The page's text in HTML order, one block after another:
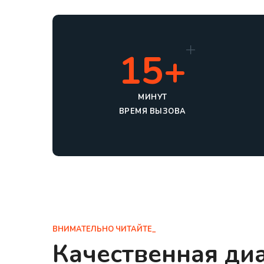
15+
МИНУТ
ВРЕМЯ ВЫЗОВА
ВНИМАТЕЛЬНО ЧИТАЙТЕ_
Качественная